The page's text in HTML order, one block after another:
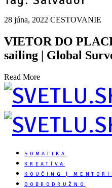
28 júna, 2022 CESTOVANIE
VIETOR DO
sailing | Global
Read More
SOMATIKA
KREATÍVA
KOUČING |
DOBRODRUŽNO